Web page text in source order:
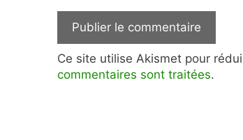
Ce site utilise Akismet pour
commentaires sont traitées.